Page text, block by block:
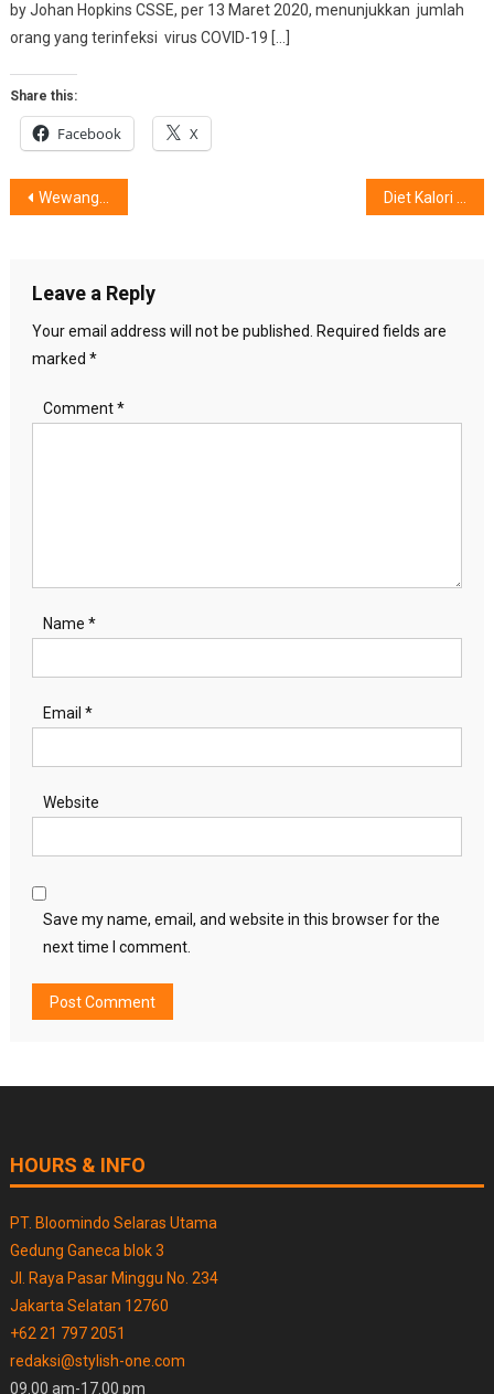
by Johan Hopkins CSSE, per 13 Maret 2020, menunjukkan jumlah
orang yang terinfeksi virus COVID-19 […]
Share this:
Facebook X
Post
Wewangian Untuk Perempuan Percaya Diri Diet Kalori Bermanfaat Tingkatkan Fungsi Seksual Pria
Leave a Reply
Your email address will not be published. Required fields are
marked *
Comment*
Name *
Email *
Website
Save my name, email, and website in this browser for the
next time I comment.
HOURS & INFO
PT. Bloomindo Selaras Utama
Gedung Ganeca blok 3
Jl. Raya Pasar Minggu No. 234
Jakarta Selatan 12760
+62 21 797 2051
redaksi@stylish-one.com
09.00 am-17.00 pm